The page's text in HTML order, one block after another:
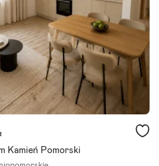
Morski, przeróżne sklepy,.
ogłoszenia
Kamień Pomorski